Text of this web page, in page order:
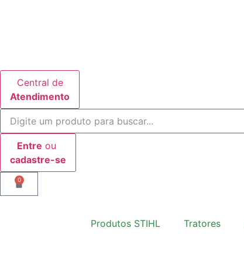
Central de
Atendimento
Entre ou
cadastre-se
0
Produtos STIHL Tratores